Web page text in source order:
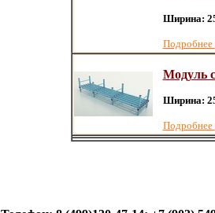
Ширина:
Подробнее
Модуль
Ширина:
Подробнее